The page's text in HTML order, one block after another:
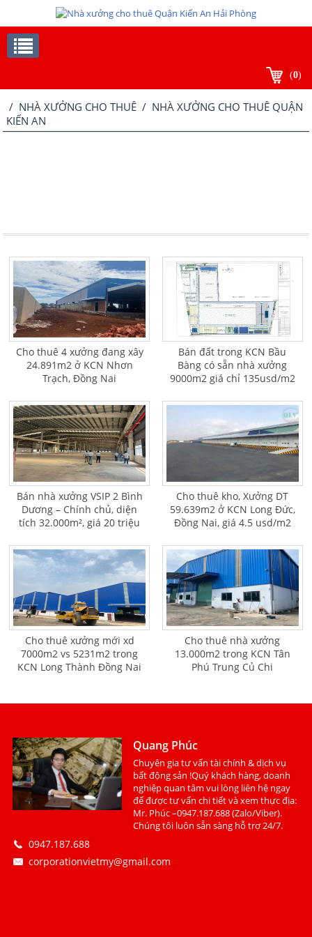
(0)
/ NHÀ XƯỞNG CHO THUÊ / NHÀ XƯỞNG CHO THUÊ QUẬN
KIẾN AN
Cho thuê 4 xưởng đang xây
24.891m2 ở KCN Nhơn
Trạch, Đồng Nai
Bán đất trong KCN Bầu
Bàng có sẵn nhà xưởng
9000m2 giá chỉ 135usd/m2
Bán nhà xưởng VSIP 2 Bình
Dương – Chính chủ, diện
tích 32.000m², giá 20 triệu
Cho thuê kho, Xưởng DT
59.639m2 ở KCN Long Đức,
Đồng Nai, giá 4.5 usd/m2
Cho thuê xưởng mới xd
7000m2 vs 5231m2 trong
KCN Long Thành Đồng Nai
Cho thuê nhà xưởng
13.000m2 trong KCN Tân
Phú Trung Củ Chi
Quang Phúc
Chuyên gia tư vấn tài chính & dịch vụ
bất động sản !Quý khách hàng, doanh
nghiệp quan tâm vui lòng liên hệ ngay
để được tư vấn chi tiết và xem thực địa:
Mr. Phúc –0947.187.688 (Zalo/Viber).
Chúng tôi luôn sẵn sàng hỗ trợ 24/7.
0947.187.688
corporationvietmy@gmail.com